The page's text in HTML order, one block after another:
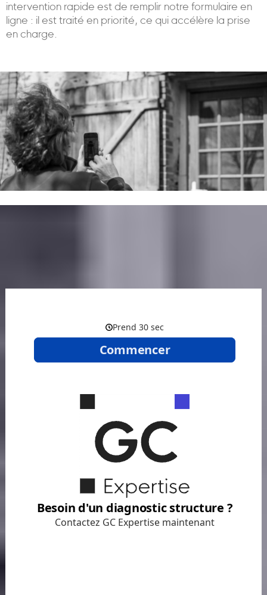
intervention rapide est de remplir notre formulaire en
ligne : il est traité en priorité, ce qui accélère la prise
en charge.